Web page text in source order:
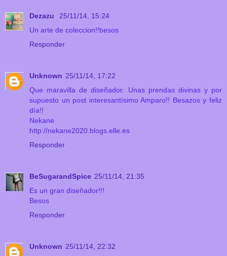
Dezazu
25/11/14, 15:24
Un arte de coleccion!!besos
Responder
Unknown 25/11/14, 17:22
Que maravilla de diseñador. Unas prendas divinas y por
supuesto un post interesantísimo Amparo!! Besazos y feliz
día!!
Nekane
http://nekane2020.blogs.elle.es
Responder
BeSugarandSpice 25/11/14, 21:35
Es un gran diseñador!!!
Besos
Responder
Unknown 25/11/14, 22:32